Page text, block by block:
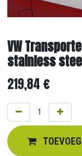
VW
stainless
219,84 €